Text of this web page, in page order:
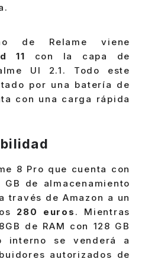
de Relame viene
11 con la capa de
UI 2.1. Todo este
por una batería de
con una carga rápida
8 Pro que cuenta con
GB de almacenamiento
través de Amazon a un
280 euros . Mientras
de RAM con 128 GB
interno se venderá a
autorizados de